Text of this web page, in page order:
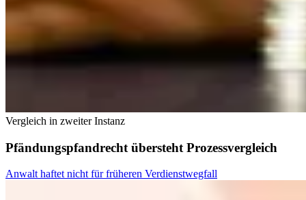
Vergleich in zweiter Instanz
Pfändungspfandrecht übersteht Prozessvergleich
Anwalt haftet nicht für früheren Verdienstwegfall